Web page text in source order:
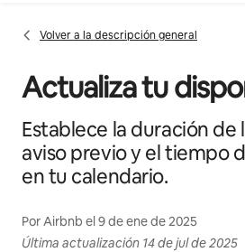
Volver a la descripción general
Actualiza tu
Establece la duración de
aviso previo y el tiempo
en tu calendario.
PorAirbnb el9 de ene de 2025
Última actualización 14 de jul de 2025